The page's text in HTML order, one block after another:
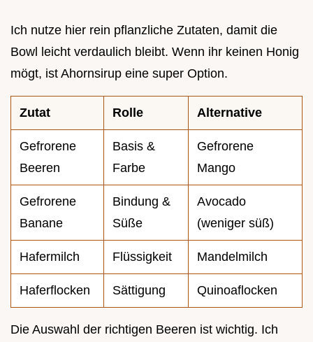
Ich nutze hier rein pflanzliche Zutaten, damit die
Bowl leicht verdaulich bleibt. Wenn ihr keinen Honig
mögt, ist Ahornsirup eine super Option.
Zutat Rolle Alternative
Gefrorene
Beeren
Basis &
Farbe
Gefrorene
Mango
Gefrorene
Banane
Bindung &
Süße
Avocado
(weniger süß)
Hafermilch Flüssigkeit Mandelmilch
Haferflocken Sättigung Quinoaflocken
Die Auswahl der richtigen Beeren ist wichtig. Ich